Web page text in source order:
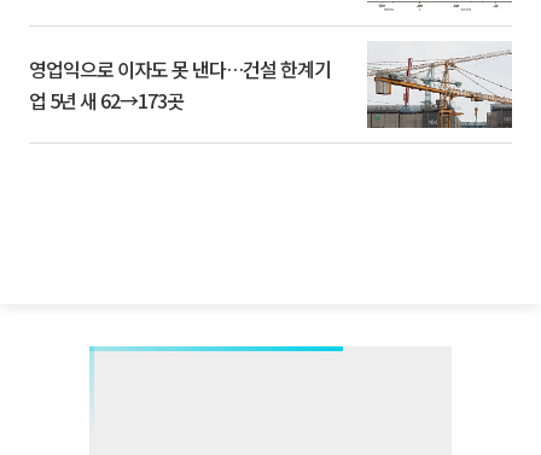
영업익으로 이자도 못 낸다…건설 한계기
업 5년 새 62→173곳